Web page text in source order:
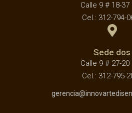
Calle 9 # 18-37
Cel.: 312-794-
Sede dos
Calle 9 # 27-20
Cel.: 312-795-